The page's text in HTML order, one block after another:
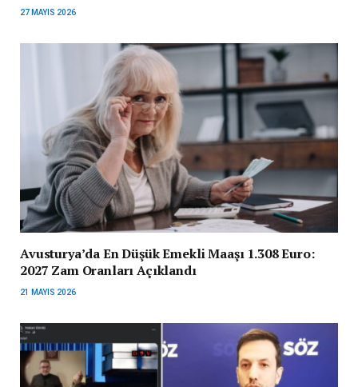
27 MAYIS 2026
Avusturya’da En Düşük Emekli Maaşı 1.308 Euro:
2027 Zam Oranları Açıklandı
21 MAYIS 2026